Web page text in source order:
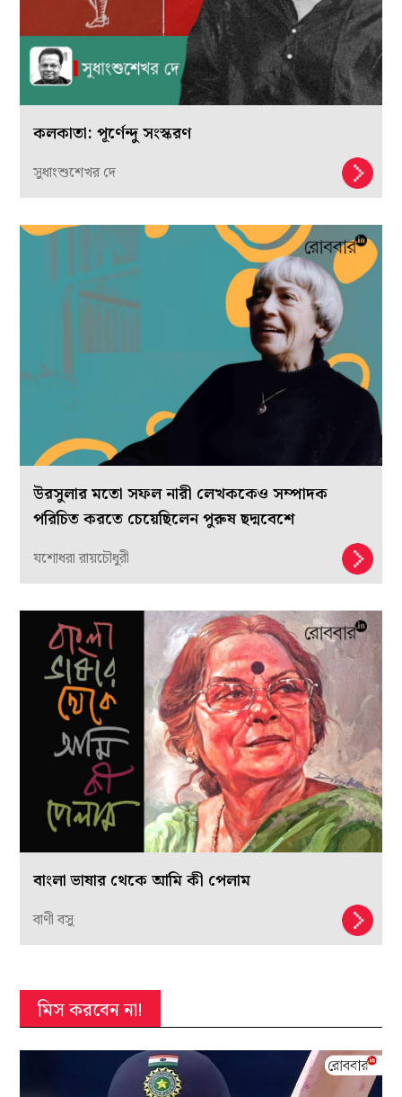
কলকাতা: পূর্ণেন্দু সংস্করণ
সুধাংশুশেখর দে
উরসুলার মতো সফল নারী লেখককেও সম্পাদক
পরিচিত করতে চেয়েছিলেন পুরুষ ছদ্মবেশে
যশোধরা রায়চৌধুরী
বাংলা ভাষার থেকে আমি কী পেলাম
বাণী বসু
মিস করবেন না!